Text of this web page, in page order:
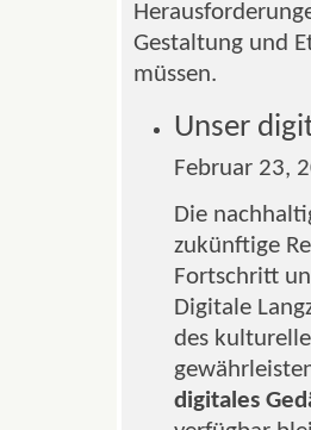
Gestaltung und
müssen.
Unser
Februar 23,
Die
zukünftige
Fortschritt
Digitale
des
digitales